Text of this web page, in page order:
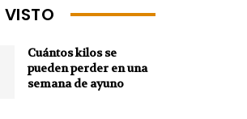
Cuántos kilos se
pueden perder en una
semana de ayuno